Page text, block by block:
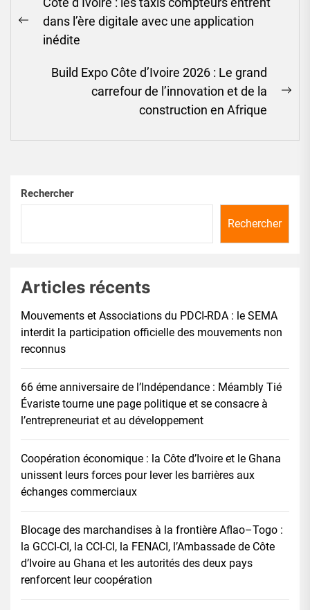
de
l’article
Previous
post:
dans l’ère digitale avec une application
inédite
Build Expo Côte d’Ivoire 2026 : Le grand
carrefour de l’innovation et de la
construction en Afrique
Rechercher
Rechercher
Articles récents
Mouvements et Associations du PDCI-RDA : le SEMA
interdit la participation officielle des mouvements non
reconnus
66 éme anniversaire de l’Indépendance : Méambly Tié
Évariste tourne une page politique et se consacre à
l’entrepreneuriat et au développement
Coopération économique : la Côte d’Ivoire et le Ghana
unissent leurs forces pour lever les barrières aux
échanges commerciaux
Blocage des marchandises à la frontière Aflao–Togo :
la GCCI-CI, la CCI-CI, la FENACI, l’Ambassade de Côte
d’Ivoire au Ghana et les autorités des deux pays
renforcent leur coopération